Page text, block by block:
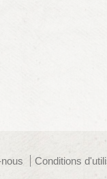
Conditions